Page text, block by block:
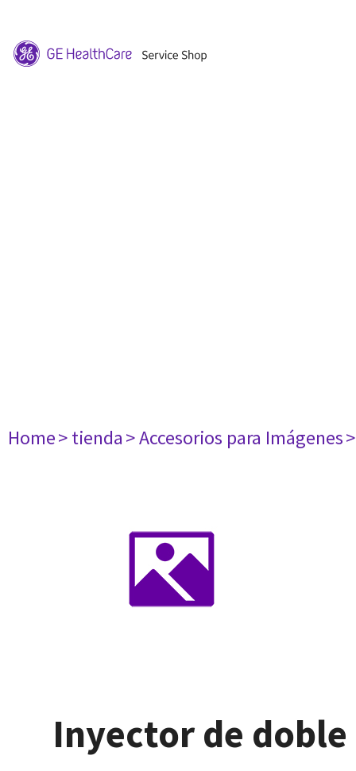
Home> tienda> Accesorios para Imágenes
Inyector de